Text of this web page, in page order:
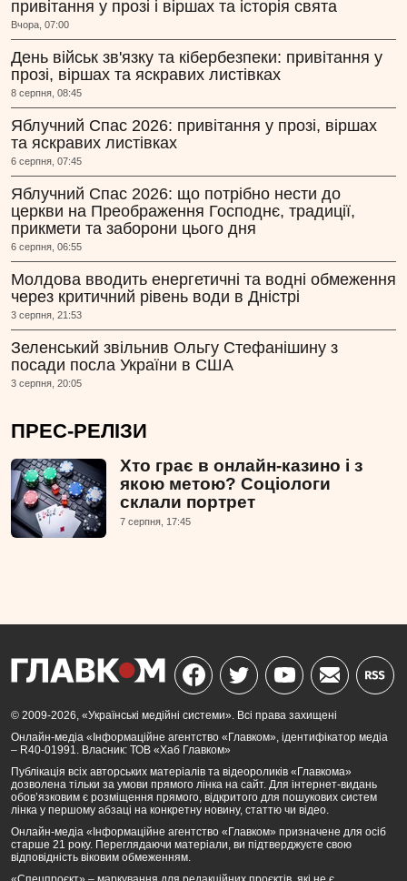
привітання у прозі і віршах та історія свята
Вчора, 07:00
День військ зв'язку та кібербезпеки: привітання у
прозі, віршах та яскравих листівках
8 серпня, 08:45
Яблучний Спас 2026: привітання у прозі, віршах
та яскравих листівках
6 серпня, 07:45
Яблучний Спас 2026: що потрібно нести до
церкви на Преображення Господнє, традиції,
прикмети та заборони цього дня
6 серпня, 06:55
Молдова вводить енергетичні та водні обмеження
через критичний рівень води в Дністрі
3 серпня, 21:53
Зеленський звільнив Ольгу Стефанішину з
посади посла України в США
3 серпня, 20:05
ПРЕС-РЕЛІЗИ
Хто грає в онлайн-казино і з
якою метою? Соціологи
склали портрет
7 серпня, 17:45
© 2009-2026, «Українські медійні системи». Всі права захищені
Онлайн-медіа «Інформаційне агентство «Главком», ідентифікатор медіа
– R40-01991. Власник: ТОВ «Хаб Главком»
Публікація всіх авторських матеріалів та відеороликів «Главкома»
дозволена тільки за умови прямого лінка на сайт. Для інтернет-видань
обов’язковим є розміщення прямого, відкритого для пошукових систем
лінка у першому абзаці на конкретну новину, статтю чи відео.
Онлайн-медіа «Інформаційне агентство «Главком» призначене для осіб
старше 21 року. Переглядаючи матеріали, ви підтверджуєте свою
відповідність віковим обмеженням.